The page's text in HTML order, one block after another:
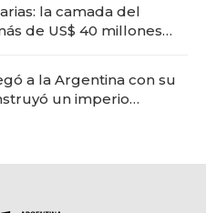
la camada del
de US$ 40 millones
a la Argentina con su
un imperio